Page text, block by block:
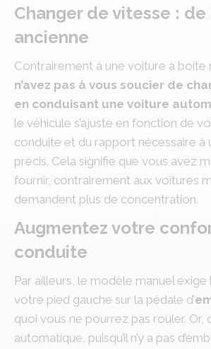
Changer de vitesse : de
ancienne
Contrairement à une voiture à boite
n’avez pas à vous soucier de
en conduisant une voiture
le véhicule s’ajuste en fonction de
conduite et du rapport nécessaire à
précis. Cela signifie que vous avez
fournir, contrairement aux voitures
demandent plus de concentration.
Augmentez votre
conduite
Par ailleurs, le modèle manuel exige
votre pied gauche sur la pédale d’
quoi vous ne pourrez pas rouler. Or,
automatique, puisqu’il n’y a pas